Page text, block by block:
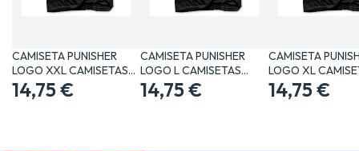
CAMISETA PUNISHER
LOGO XXL CAMISETAS
MANGA /…
14,75 €
CAMISETA PUNISHER
LOGO L CAMISETAS
MANGA /…
14,75 €
CAMISETA
LOGO XL
MANGA /…
14,75 €